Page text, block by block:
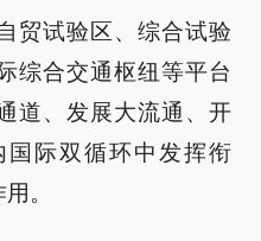
贸试验区、综合试验
综合交通枢纽等平台
道、发展大流通、开
际双循环中发挥衔
。